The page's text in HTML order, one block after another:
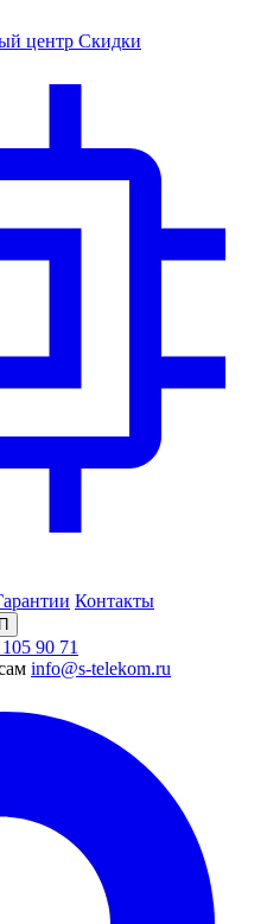
центр Скидки
Контакты
90 71
info@s-telekom.ru